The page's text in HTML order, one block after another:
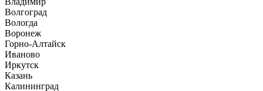
Волгоград
Вологда
Воронеж
Горно-Алтайск
Иваново
Иркутск
Казань
Калининград